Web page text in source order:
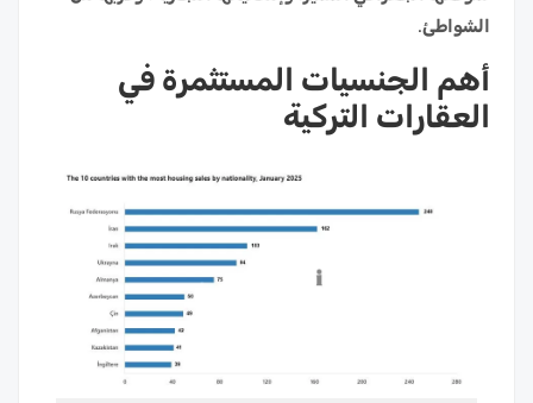
الشواطئ.
أهم الجنسيات المستثمرة في
العقارات التركية